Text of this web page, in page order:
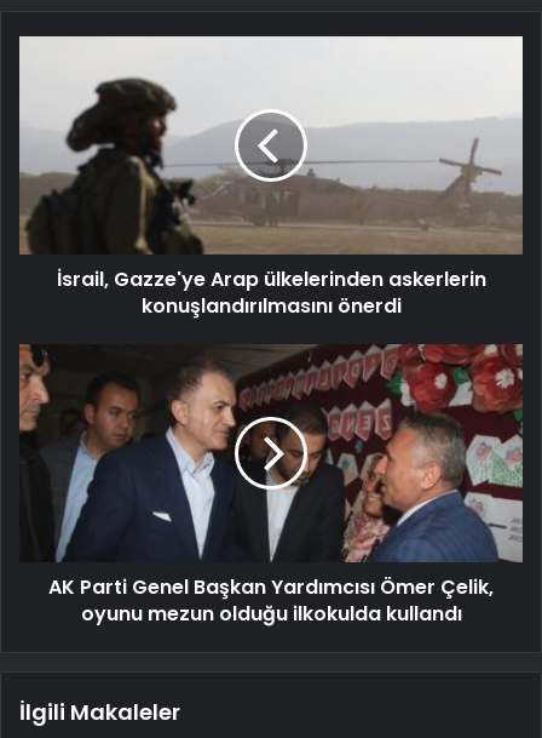
İsrail, Gazze'ye Arap ülkelerinden askerlerin
konuşlandırılmasını önerdi
AK Parti Genel Başkan Yardımcısı Ömer Çelik,
oyunu mezun olduğu ilkokulda kullandı
İlgili Makaleler